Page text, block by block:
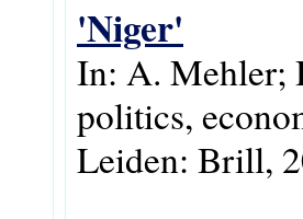
'Niger'
In: A. Mehler;
politics,
Leiden: Brill,